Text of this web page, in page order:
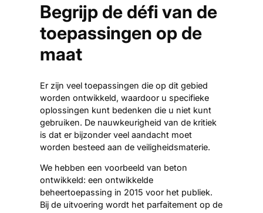
Begrijp de défi van de
toepassingen op de
maat
Er zijn veel toepassingen die op dit gebied
worden ontwikkeld, waardoor u specifieke
oplossingen kunt bedenken die u niet kunt
gebruiken. De nauwkeurigheid van de kritiek
is dat er bijzonder veel aandacht moet
worden besteed aan de veiligheidsmaterie.
We hebben een voorbeeld van beton
ontwikkeld: een ontwikkelde
beheertoepassing in 2015 voor het publiek.
Bij de uitvoering wordt het parfaitement op de